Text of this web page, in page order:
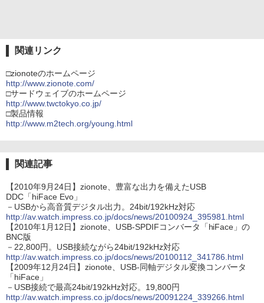
関連リンク
□zionoteのホームページ
http://www.zionote.com/
□サードウェイブのホームページ
http://www.twctokyo.co.jp/
□製品情報
http://www.m2tech.org/young.html
関連記事
【2010年9月24日】zionote、豊富な出力を備えたUSB
DDC「hiFace Evo」
－USBから高音質デジタル出力。24bit/192kHz対応
http://av.watch.impress.co.jp/docs/news/20100924_395981.html
【2010年1月12日】zionote、USB-SPDIFコンバータ「hiFace」の
BNC版
－22,800円。USB接続ながら24bit/192kHz対応
http://av.watch.impress.co.jp/docs/news/20100112_341786.html
【2009年12月24日】zionote、USB-同軸デジタル変換コンバータ
「hiFace」
－USB接続で最高24bit/192kHz対応。19,800円
http://av.watch.impress.co.jp/docs/news/20091224_339266.html